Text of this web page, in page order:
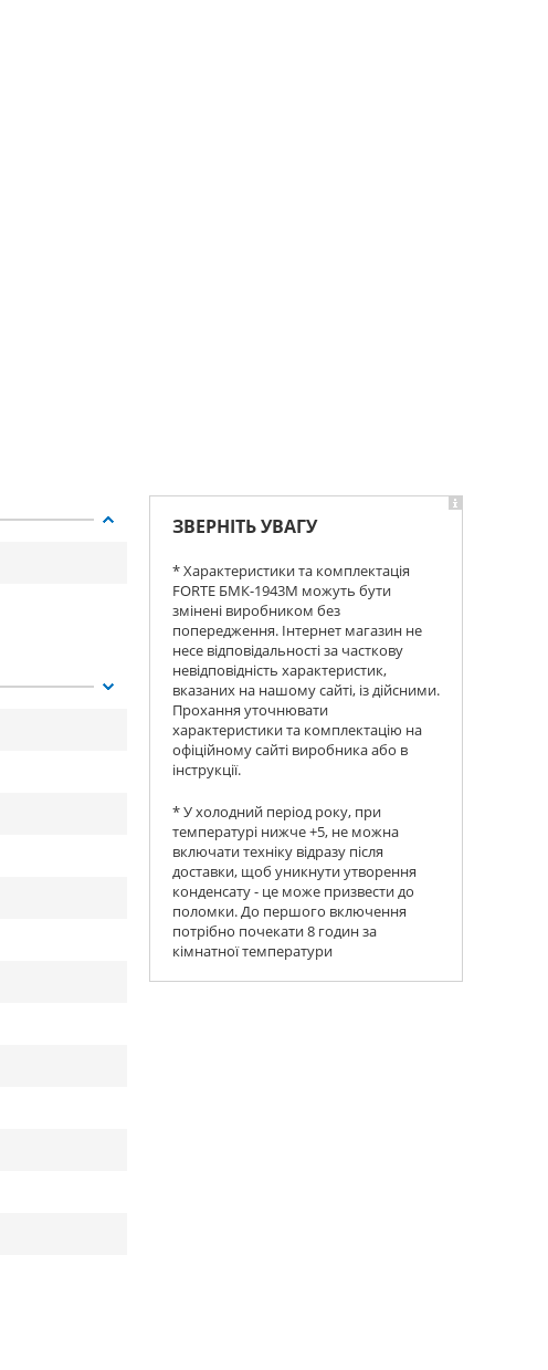
ЗВЕРНІТЬ УВАГУ
* Характеристики та комплектація
FORTE БМК-1943М можуть бути
змінені виробником без
попередження. Інтернет магазин не
несе відповідальності за часткову
невідповідність характеристик,
вказаних на нашому сайті, із дійсними.
Прохання уточнювати
характеристики та комплектацію на
офіційному сайті виробника або в
інструкції.
* У холодний період року, при
температурі нижче +5, не можна
включати техніку відразу після
доставки, щоб уникнути утворення
конденсату - це може призвести до
поломки. До першого включення
потрібно почекати 8 годин за
кімнатної температури